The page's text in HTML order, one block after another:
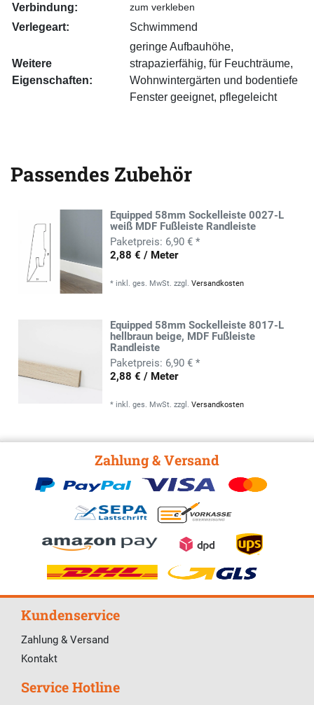
Verbindung:
zum verkleben
Verlegeart: Schwimmend
Weitere
Eigenschaften:
geringe Aufbauhöhe,
strapazierfähig, für Feuchträume,
Wohnwintergärten und bodentiefe
Fenster geeignet, pflegeleicht
Passendes Zubehör
Equipped 58mm Sockelleiste 0027-L
weiß MDF Fußleiste Randleiste
6,90 € *
2,88 € / Meter
* inkl. ges. MwSt. zzgl.Versandkosten
Equipped 58mm Sockelleiste 8017-L
hellbraun beige, MDF Fußleiste
Randleiste
6,90 € *
2,88 € / Meter
* inkl. ges. MwSt. zzgl.Versandkosten
Zahlung & Versand
Kundenservice
Zahlung & Versand
Kontakt
Service Hotline